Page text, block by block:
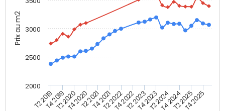
Prix au m2
T2 2019T4 2019T2 2020T4 2020T2 2021T4 2021T2 2022T4 2022T2 2023T4 2023T2 2024T4 2024T2 2025T4 2025
2500
3000
2000